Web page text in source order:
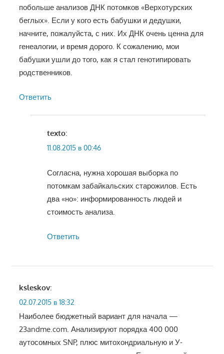
побольше анализов ДНК потомков «Верхотурских
беглых». Если у кого есть бабушки и дедушки,
начните, пожалуйста, с них. Их ДНК очень ценна для
генеалогии, и время дорого. К сожалению, мои
бабушки ушли до того, как я стал генотипировать
родственников.
Ответить
texto:
11.08.2015 в 00:46
Согласна, нужна хорошая выборка по
потомкам забайкальских старожилов. Есть
два «но»: информированность людей и
стоимость анализа.
Ответить
ksleskov:
02.07.2015 в 18:32
Наиболее бюджетный вариант для начала —
23andme.com. Анализируют порядка 400 000
аутосомных SNP, плюс митохондриальную и У-